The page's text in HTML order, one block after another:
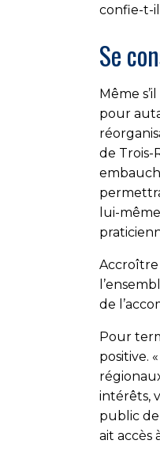
confie-t-
Se
Même
pour
de Trois-
lui-
Accroître
de
Pour
positive.
intérêts,
public
ait accès